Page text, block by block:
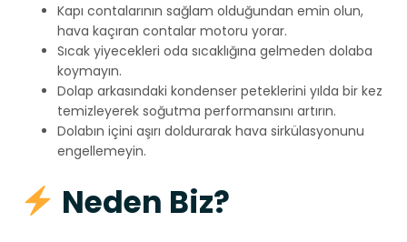
Kapı contalarının sağlam olduğundan emin olun,
hava kaçıran contalar motoru yorar.
Sıcak yiyecekleri oda sıcaklığına gelmeden dolaba
koymayın.
Dolap arkasındaki kondenser peteklerini yılda bir kez
temizleyerek soğutma performansını artırın.
Dolabın içini aşırı doldurarak hava sirkülasyonunu
engellemeyin.
Neden Biz?